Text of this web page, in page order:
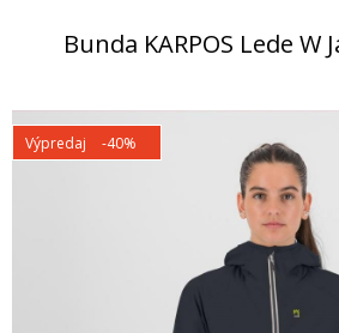
Bunda KARPOS Lede W
Výpredaj -40%